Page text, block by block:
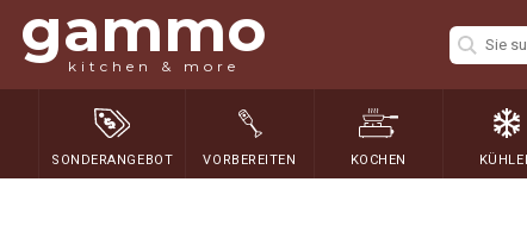
gammo
kitchen & more
SONDERANGEBOT VORBEREITEN KOCHEN